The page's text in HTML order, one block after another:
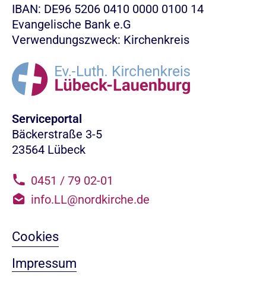
IBAN: DE96 5206 0410 0000 0100 14
Evangelische Bank e.G
Verwendungszweck: Kirchenkreis
Serviceportal
Bäckerstraße 3-5
23564 Lübeck
0451 / 79 02-01
info.LL@nordkirche.de
Cookies
Impressum